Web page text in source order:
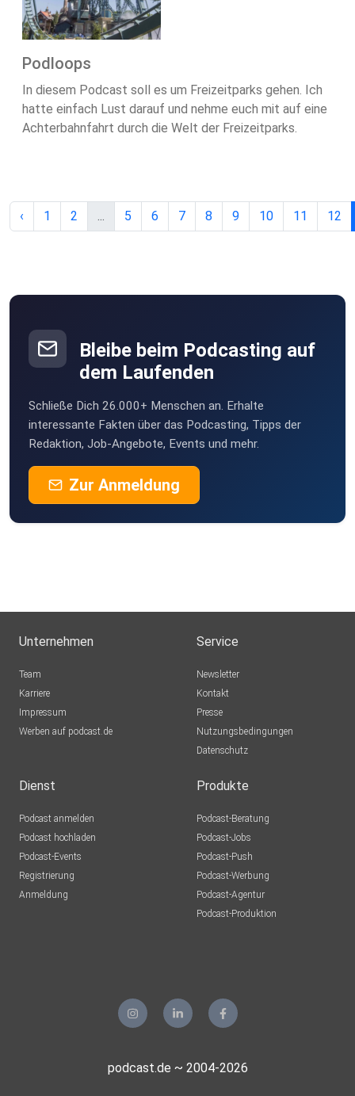
Podloops
In diesem Podcast soll es um Freizeitparks gehen. Ich
hatte einfach Lust darauf und nehme euch mit auf eine
Achterbahnfahrt durch die Welt der Freizeitparks.
‹ 1 2 ... 5 6 7 8 9 10 11 12
Bleibe beim Podcasting auf
dem Laufenden
Schließe Dich 26.000+ Menschen an. Erhalte
interessante Fakten über das Podcasting, Tipps der
Redaktion, Job-Angebote, Events und mehr.
Zur Anmeldung
Unternehmen
Team
Karriere
Impressum
Werben auf podcast.de
Service
Newsletter
Kontakt
Presse
Nutzungsbedingungen
Datenschutz
Dienst
Podcast anmelden
Podcast hochladen
Podcast-Events
Registrierung
Anmeldung
Produkte
Podcast-Beratung
Podcast-Jobs
Podcast-Push
Podcast-Werbung
Podcast-Agentur
Podcast-Produktion
podcast.de ~ 2004-2026